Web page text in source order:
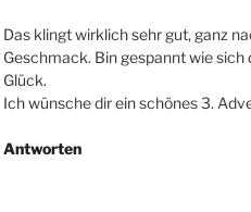
Das klingt wirklich sehr gut, ganz
Geschmack. Bin gespannt wie
Glück.
Ich wünsche dir ein schönes 3.
Antworten